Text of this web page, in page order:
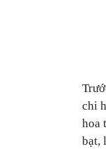
chi
hoa
bạt,